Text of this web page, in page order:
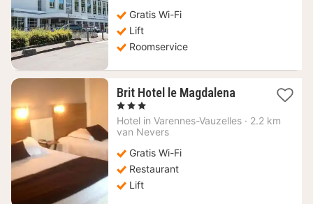
€
Gratis Wi-Fi
Lift
Roomservice
Brit Hotel le Magdalena1
vanaf
, 3 Sterren
Hotel in Varennes-Vauzelles · 2.2 km
van Nevers
Gratis Wi-Fi
Restaurant
Lift